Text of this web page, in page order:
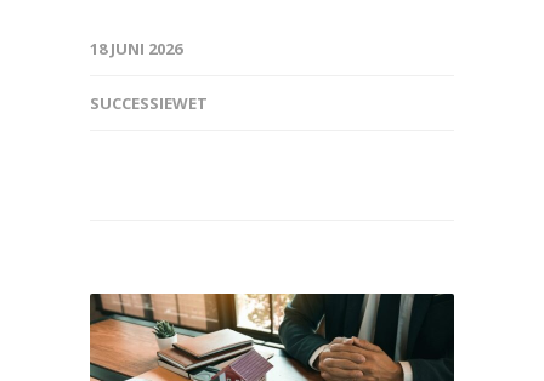
18 JUNI 2026
SUCCESSIEWET